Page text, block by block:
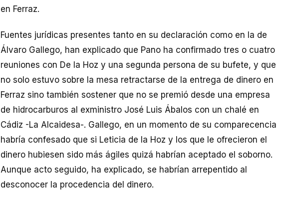
en Ferraz.
Fuentes jurídicas presentes tanto en su declaración como en la de
Álvaro Gallego, han explicado que Pano ha confirmado tres o cuatro
reuniones con De la Hoz y una segunda persona de su bufete, y que
no solo estuvo sobre la mesa retractarse de la entrega de dinero en
Ferraz sino también sostener que no se premió desde una empresa
de hidrocarburos al exministro José Luis Ábalos con un chalé en
Cádiz -La Alcaidesa-. Gallego, en un momento de su comparecencia
habría confesado que si Leticia de la Hoz y los que le ofrecieron el
dinero hubiesen sido más ágiles quizá habrían aceptado el soborno.
Aunque acto seguido, ha explicado, se habrían arrepentido al
desconocer la procedencia del dinero.